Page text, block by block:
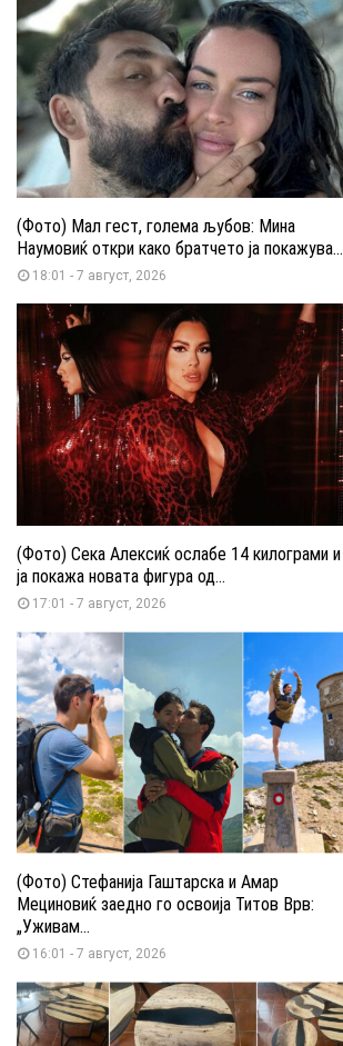
(Фото) Мал гест, голема љубов: Мина
Наумовиќ откри како братчето ја покажува...
18:01 - 7 август, 2026
(Фото) Сека Алексиќ ослабе 14 килограми и
ја покажа новата фигура од...
17:01 - 7 август, 2026
(Фото) Стефанија Гаштарска и Амар
Мециновиќ заедно го освоија Титов Врв:
„Уживам...
16:01 - 7 август, 2026